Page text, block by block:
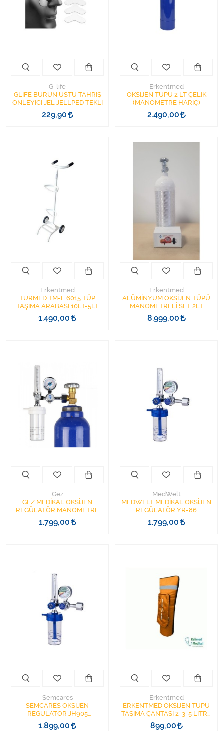
Kişisel Bakım ve Sağlık
Sarf Malzemeleri
Sarf Malzemeleri
Tıbbi Tekstil Ürünleri
Varis Çorapları
G-life
GLİFE BURUN ÜSTÜ TAHRİŞ
ÖNLEYİCİ JEL JELLPED TEKLİ
229,90
Erkentmed
OKSİJEN TÜPÜ 2 LT ÇELİK
(MANOMETRE HARİÇ)
2.490,00
Erkentmed
TURMED TM-F 6015 TÜP
TAŞIMA ARABASI 10LT-5LT
İÇİN
1.490,00
Erkentmed
ALÜMİNYUM OKSİJEN TÜPÜ
MANOMETRELİ SET 2LT
8.999,00
Gez
GEZ MEDİKAL OKSİJEN
REGÜLATÖR MANOMETRE
ÜRT- DİZDAR OKSİJEN TÜP
BAŞLIĞI
1.799,00
MedWelt
MEDWELT MEDİKAL OKSİJEN
REGÜLATÖR YR-86
MANOMETRE
1.799,00
Semcares
SEMCARES OKSİJEN
REGÜLATÖR JH905
MANOMETRE
1.899,00
Erkentmed
ERKENTMED OKSİJEN TÜPÜ
TAŞIMA ÇANTASI 2-3-5 LİTRE
İÇİN
899,00